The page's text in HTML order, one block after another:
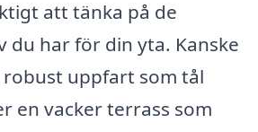
att tänka på de
du har för din yta. Kanske
uppfart som tål
en vacker terrass som